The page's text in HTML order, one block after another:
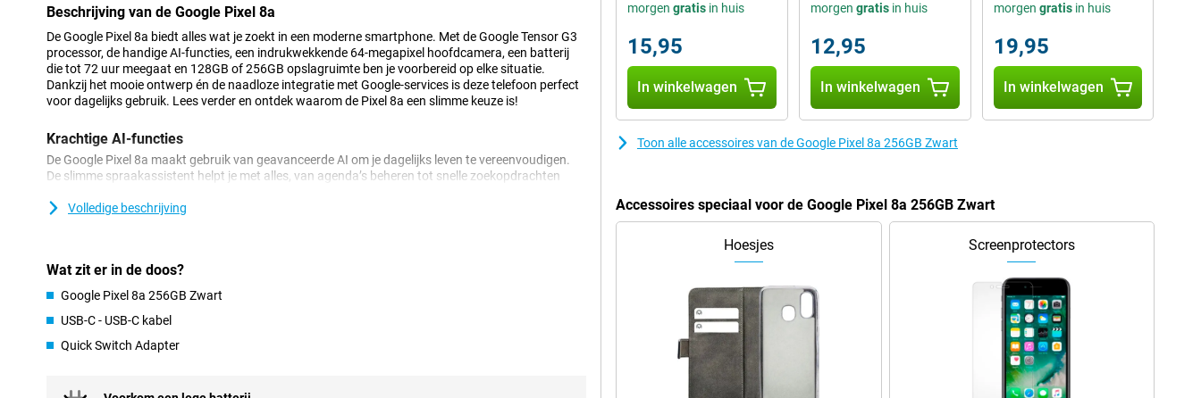
Beschrijving van de Google Pixel 8a
De Google Pixel 8a biedt alles wat je zoekt in een moderne smartphone. Met de Google Tensor G3
processor, de handige AI-functies, een indrukwekkende 64-megapixel hoofdcamera, een batterij
die tot 72 uur meegaat en 128GB of 256GB opslagruimte ben je voorbereid op elke situatie.
Dankzij het mooie ontwerp én de naadloze integratie met Google-services is deze telefoon perfect
voor dagelijks gebruik. Lees verder en ontdek waarom de Pixel 8a een slimme keuze is!
Krachtige AI-functies
De Google Pixel 8a maakt gebruik van geavanceerde AI om je dagelijks leven te vereenvoudigen.
De slimme spraakassistent helpt je met alles, van agenda’s beheren tot snelle zoekopdrachten
zichzelf op basis van jouw gebruik. Ook de AI-tools in de camera maken het verschil. Zo biedt de
Camera van topklasse
Met de Google Pixel 8a maak je altijd prachtige foto’s dankzij de geavanceerde camera setup. De
ultragroothoeklens perfect is voor landschappen of groepsfoto's. De camera ondersteunt ook
Volledige beschrijving
Wat zit er in de doos?
Google Pixel 8a 256GB Zwart
USB-C - USB-C kabel
Quick Switch Adapter
morgen gratis in huis
15,95
In winkelwagen
morgen gratisin huis
12,95
In winkelwagen
morgen gratisin huis
19,95
In winkelwagen
Toon alle accessoires van de Google Pixel 8a 256GB Zwart
Accessoires speciaal voor de Google Pixel 8a 256GB Zwart
Hoesjes Screenprotectors